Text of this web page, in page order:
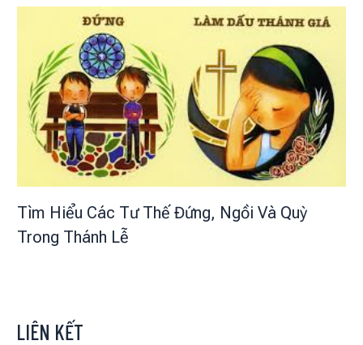
Tìm Hiểu Các Tư Thế Đứng, Ngồi Và Quỳ
Trong Thánh Lễ
LIÊN KẾT